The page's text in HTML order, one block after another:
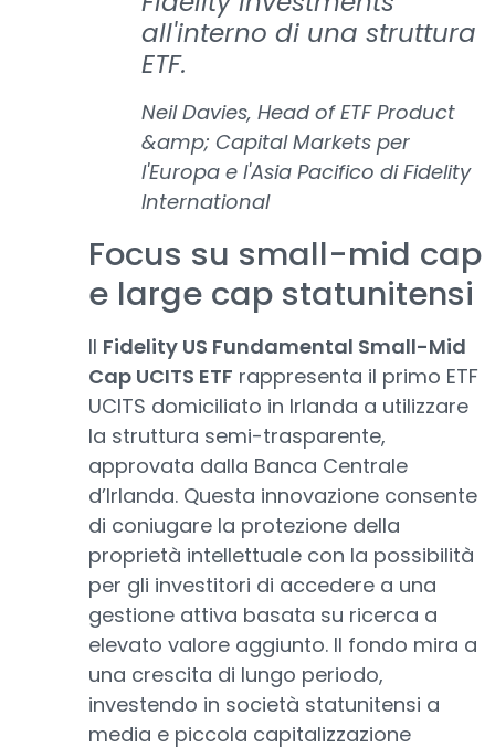
all'interno di una struttura
ETF.
Neil Davies, Head of ETF Product
&amp; Capital Markets per
l'Europa e l'Asia Pacifico di Fidelity
International
Focus su small-mid cap
e large cap statunitensi
Il Fidelity US Fundamental Small-Mid
Cap UCITS ETF rappresenta il primo ETF
UCITS domiciliato in Irlanda a utilizzare
la struttura semi-trasparente,
approvata dalla Banca Centrale
d’Irlanda. Questa innovazione consente
di coniugare la protezione della
proprietà intellettuale con la possibilità
per gli investitori di accedere a una
gestione attiva basata su ricerca a
elevato valore aggiunto. Il fondo mira a
una crescita di lungo periodo,
investendo in società statunitensi a
media e piccola capitalizzazione